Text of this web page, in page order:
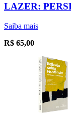
LAZER:
Saiba mais
R$ 65,00